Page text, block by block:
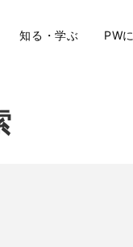
知る・学ぶ PW